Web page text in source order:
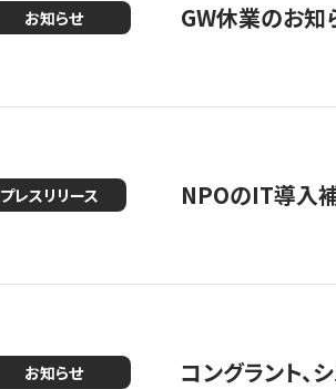
お知らせ GW休業のお知
プレスリリース NPOのIT導入
お知らせ コングラント